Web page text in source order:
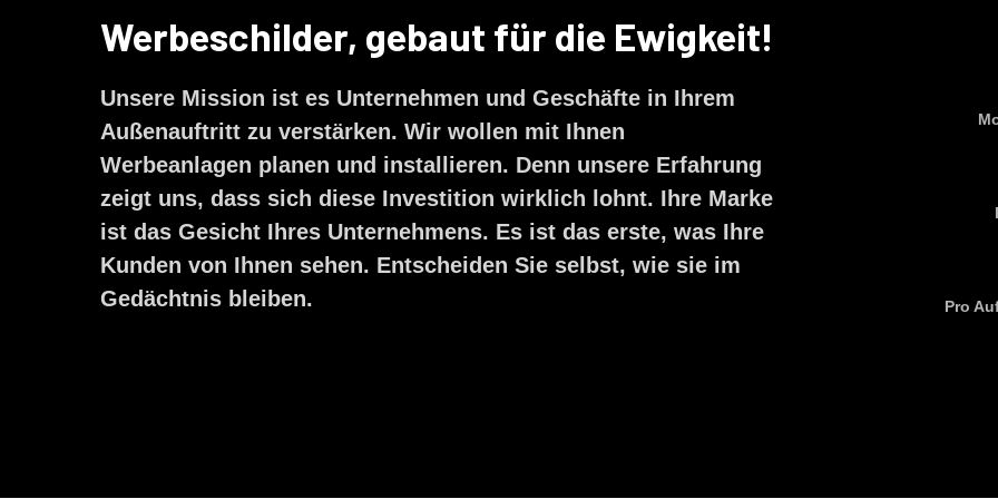
Werbeschilder, gebaut für die Ewigkeit!​
Unsere Mission ist es Unternehmen und Geschäfte in Ihrem
Außenauftritt zu verstärken. Wir wollen mit Ihnen
Werbeanlagen planen und installieren. Denn unsere Erfahrung
zeigt uns, dass sich diese Investition wirklich lohnt. Ihre Marke
ist das Gesicht Ihres Unternehmens. Es ist das erste, was Ihre
Kunden von Ihnen sehen. Entscheiden Sie selbst, wie sie im
Gedächtnis bleiben.
Pro